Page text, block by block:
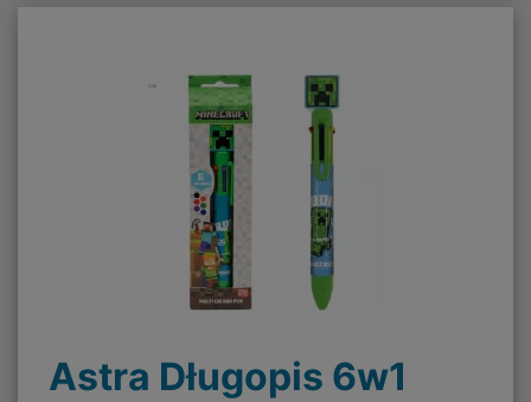
Astra Długopis 6w1